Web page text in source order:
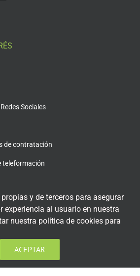
Sociales
de contratación
teleformación
LAS REDES SOCIALES
y de terceros para asegurar
experiencia al usuario en nuestra
nuestra política de cookies para
ACEPTAR